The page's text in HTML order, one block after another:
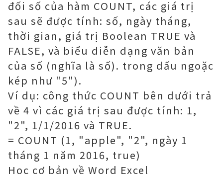
đối số của hàm COUNT, các giá trị
sau sẽ được tính: số, ngày tháng,
thời gian, giá trị Boolean TRUE và
FALSE, và biểu diễn dạng văn bản
của số (nghĩa là số). trong dấu ngoặc
kép như "5").
Ví dụ: công thức COUNT bên dưới trả
về 4 vì các giá trị sau được tính: 1,
"2", 1/1/2016 và TRUE.
= COUNT (1, "apple", "2", ngày 1
tháng 1 năm 2016, true)
Học cơ bản về Word Excel